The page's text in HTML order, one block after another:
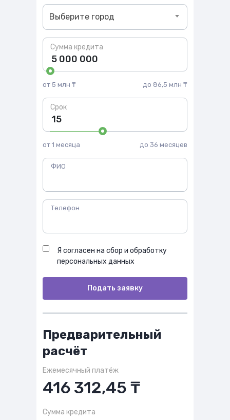
Сумма кредита
от 5 млн ₸ до 86,5 млн ₸
Срок
от 1 месяца до 36 месяцев
Город
Выберите город
ФИО
Телефон
Я согласен на сбор и обработку
персональных данных
Подать заявку
Предварительный
расчёт
Ежемесячный платёж
416 312,45 ₸
Сумма кредита